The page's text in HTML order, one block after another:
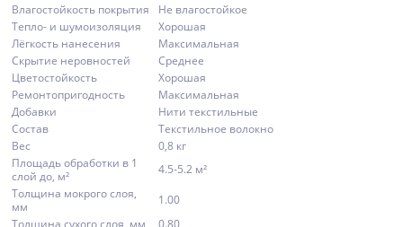
Влагостойкость покрытия
Не влагостойкое
Тепло- и шумоизоляция
Хорошая
Лёгкость нанесения
Максимальная
Скрытие неровностей
Среднее
Цветостойкость
Хорошая
Ремонтопригодность
Максимальная
Добавки
Нити текстильные
Состав
Текстильное волокно
Вес
0,8 кг
Площадь обработки в 1
слой до, м²
4.5-5.2 м²
Толщина мокрого слоя,
мм
1.00
Толщина сухого слоя, мм
0.80